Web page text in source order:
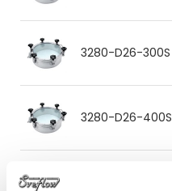
3280-D26-300S
3280-D26-400S